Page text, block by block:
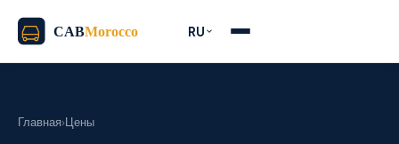
RU
Главная›Цены